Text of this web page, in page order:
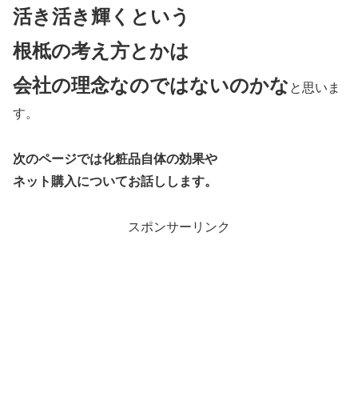
活き活き輝くという
根柢の考え方とかは
会社の理念なのではないのかなと思いま
す。
次のページでは化粧品自体の効果や
ネット購入についてお話しします。
スポンサーリンク